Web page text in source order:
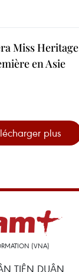
Miss Heritage
en Asie
plus
(VNA)
TIÊN DUÂN